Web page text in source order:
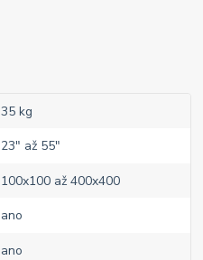
35 kg
23" až 55"
100x100 až 400x400
ano
ano